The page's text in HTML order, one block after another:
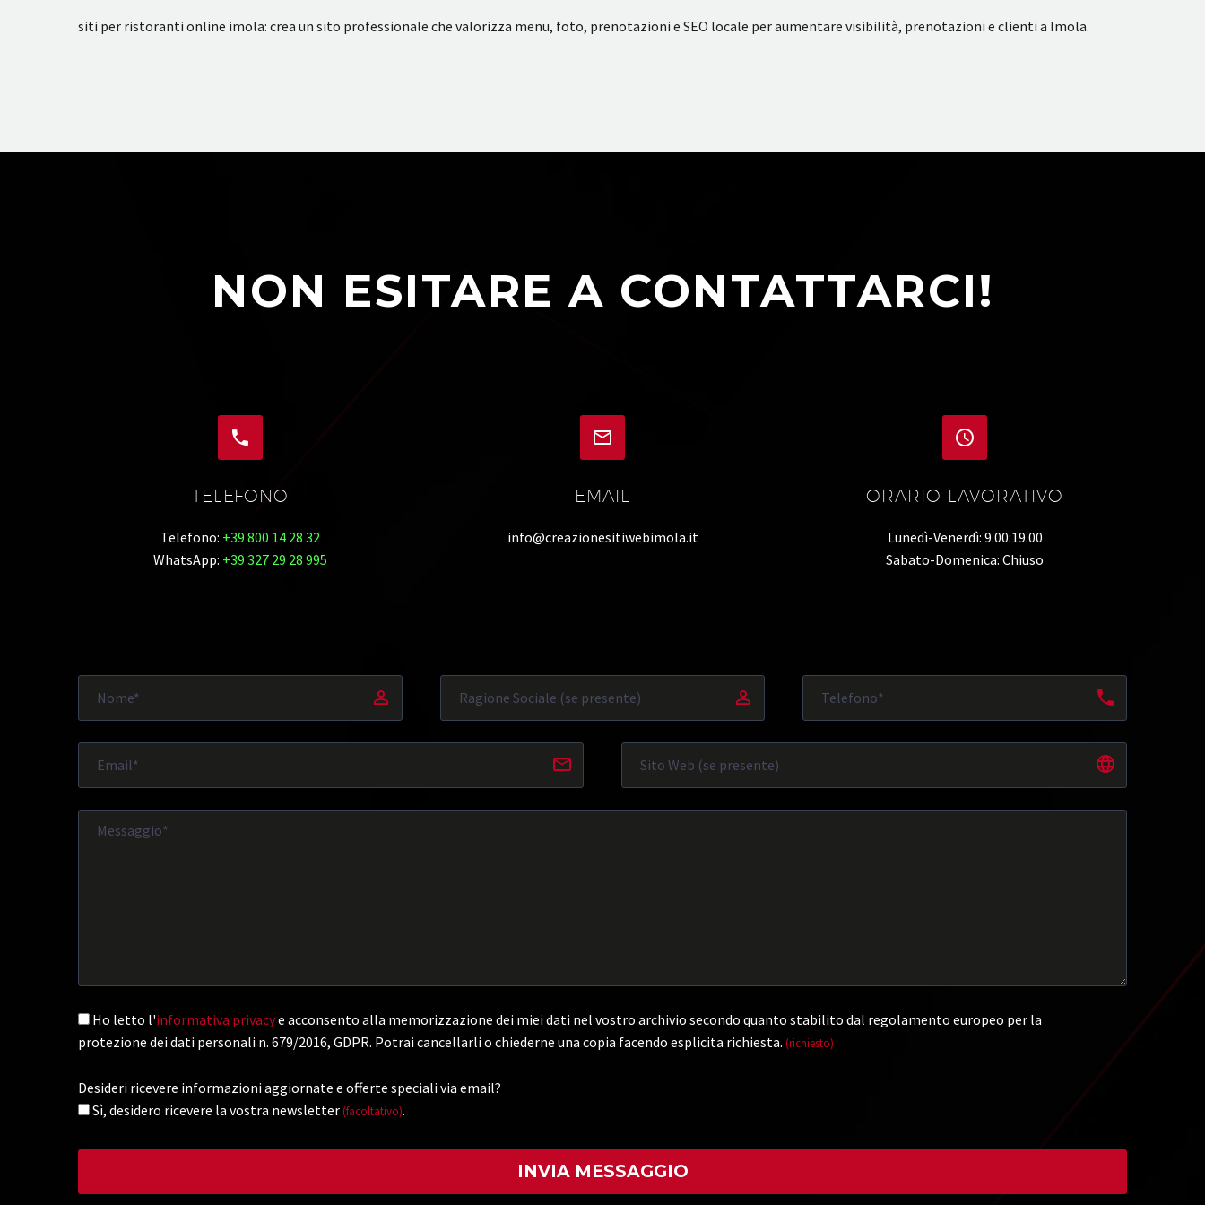
siti per ristoranti online imola: crea un sito professionale che valorizza menu, foto, prenotazioni e SEO locale per aumentare visibilità, prenotazioni e clienti a Imola.
NON ESITARE A CONTATTARCI!


TELEFONO
Telefono: +39 800 14 28 32
WhatsApp: +39 327 29 28 995


EMAIL
info@creazionesitiwebimola.it


ORARIO LAVORATIVO
Lunedì-Venerdì: 9.00:19.00
Sabato-Domenica: Chiuso
Ho letto l'informativa privacye acconsento alla memorizzazione dei miei dati nel vostro archivio secondo quanto stabilito dal regolamento europeo per la
protezione dei dati personali n. 679/2016, GDPR. Potrai cancellarli o chiederne una copia facendo esplicita richiesta. (richiesto)
Desideri ricevere informazioni aggiornate e offerte speciali via email?
Sì, desidero ricevere la vostra newsletter (facoltativo).